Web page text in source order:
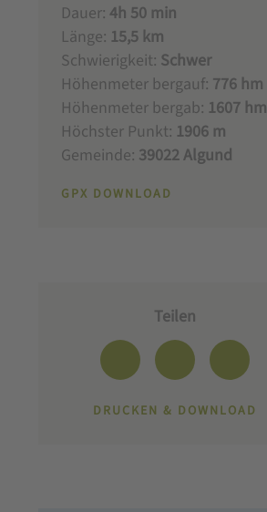
Dauer: 4h 50 min
Länge: 15,5 km
Schwierigkeit: Schwer
Höhenmeter bergauf: 776 hm
Höhenmeter bergab: 1607 hm
Höchster Punkt: 1906 m
Gemeinde: 39022 Algund
GPX DOWNLOAD
Teilen
DRUCKEN & DOWNLOAD